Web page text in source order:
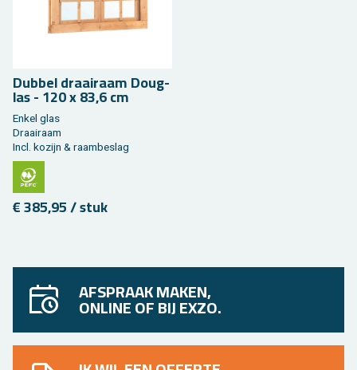
Dub­bel draai­raam Dou­g­
las - 120 x 83,6 cm
Enkel glas
Draai­raam
Incl. ko­zijn & raam­be­slag
€ 385,95 / stuk
AFSPRAAK MAKEN,
ONLINE OF BIJ EXZO.